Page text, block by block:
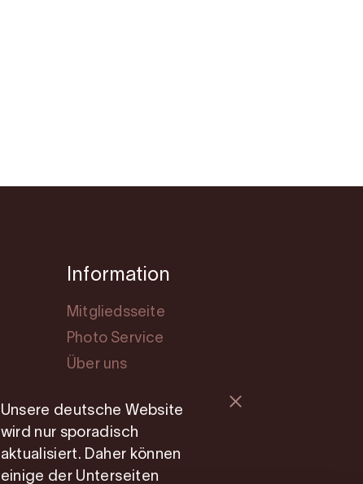
Unsere deutsche Website
wird nur sporadisch
aktualisiert. Daher können
einige der Unterseiten
Information
Mitgliedsseite
Photo Service
Über uns